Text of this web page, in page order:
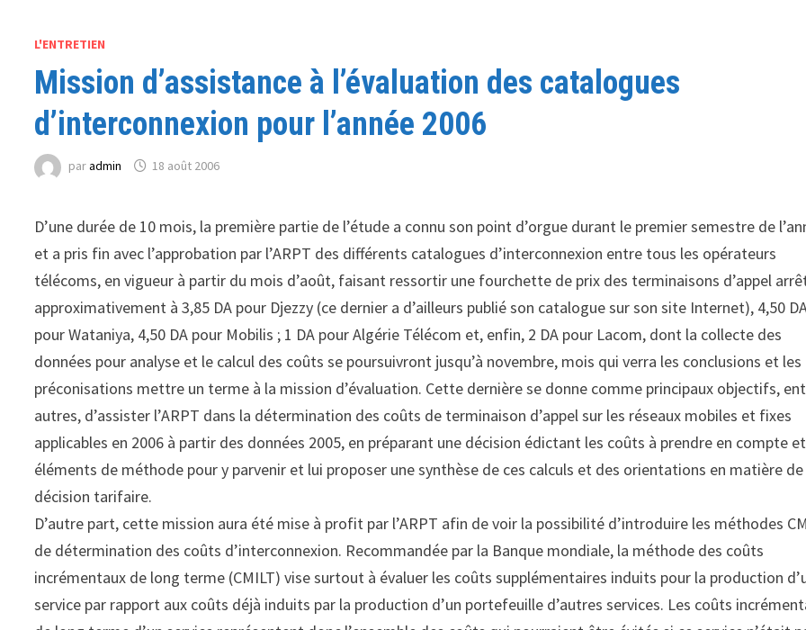
L'ENTRETIEN
Mission d’assistance à l’évaluation des catalogues
d’interconnexion pour l’année 2006
paradmin 18 août 2006
D’une durée de 10 mois, la première partie de l’étude a connu son point d’orgue durant le premier semestre de
et a pris fin avec l’approbation par l’ARPT des différents catalogues d’interconnexion entre tous les opérateurs
télécoms, en vigueur à partir du mois d’août, faisant ressortir une fourchette de prix des terminaisons d’appel
approximativement à 3,85 DA pour Djezzy (ce dernier a d’ailleurs publié son catalogue sur son site Internet), 4,50
pour Wataniya, 4,50 DA pour Mobilis ; 1 DA pour Algérie Télécom et, enfin, 2 DA pour Lacom, dont la collecte des
données pour analyse et le calcul des coûts se poursuivront jusqu’à novembre, mois qui verra les conclusions et les
préconisations mettre un terme à la mission d’évaluation. Cette dernière se donne comme principaux objectifs,
autres, d’assister l’ARPT dans la détermination des coûts de terminaison d’appel sur les réseaux mobiles et fixes
applicables en 2006 à partir des données 2005, en préparant une décision édictant les coûts à prendre en compte
éléments de méthode pour y parvenir et lui proposer une synthèse de ces calculs et des orientations en matière de
décision tarifaire.
D’autre part, cette mission aura été mise à profit par l’ARPT afin de voir la possibilité d’introduire les méthodes
de détermination des coûts d’interconnexion. Recommandée par la Banque mondiale, la méthode des coûts
incrémentaux de long terme (CMILT) vise surtout à évaluer les coûts supplémentaires induits pour la production
service par rapport aux coûts déjà induits par la production d’un portefeuille d’autres services. Les coûts